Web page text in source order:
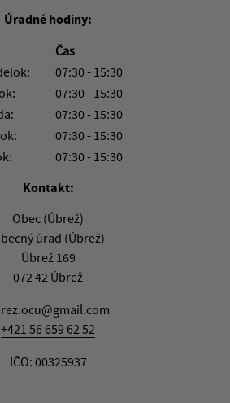
Úradné hodiny:
Čas
07:30 - 15:30
07:30 - 15:30
07:30 - 15:30
07:30 - 15:30
07:30 - 15:30
Kontakt:
Obec (Úbrež)
úrad (Úbrež)
Úbrež 169
072 42 Úbrež
+421 56 659 62 52
IČO: 00325937